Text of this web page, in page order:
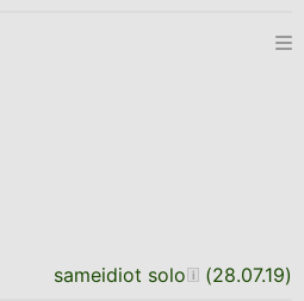
sameidiot solo (28.07.19)